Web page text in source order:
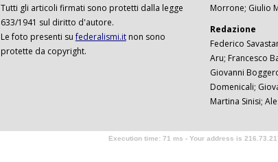
Tutti gli articoli firmati sono protetti dalla legge
633/1941 sul diritto d'autore.
Le foto presenti sufederalismi.itnon sono
protette da copyright.
Morrone; Giulio
Redazione
Federico
Aru; Francesco
Giovanni
Domenicali;
Martina Sinisi;
Execution time: 71 ms - Your address is